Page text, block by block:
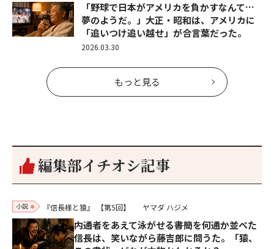
「野球で日本がアメリカを負かすなんて…
夢のようだ。」大正・昭和は、アメリカに
「追いつけ追い越せ」が合言葉だった。
2026.03.30
もっと見る
編集部イチオシ記事
小説 『信長様と猿』 【第5回】 ヤマダ ハジメ
内通者をあえて泳がせる――書簡を何通か並べた
信長は、笑いながら藤吉郎に問うた。「猿、